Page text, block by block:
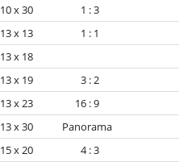
10 x 30 1 : 3
13 x 13 1 : 1
13 x 18
13 x 19 3 : 2
13 x 23 16 : 9
13 x 30 Panorama
15 x 20 4 : 3